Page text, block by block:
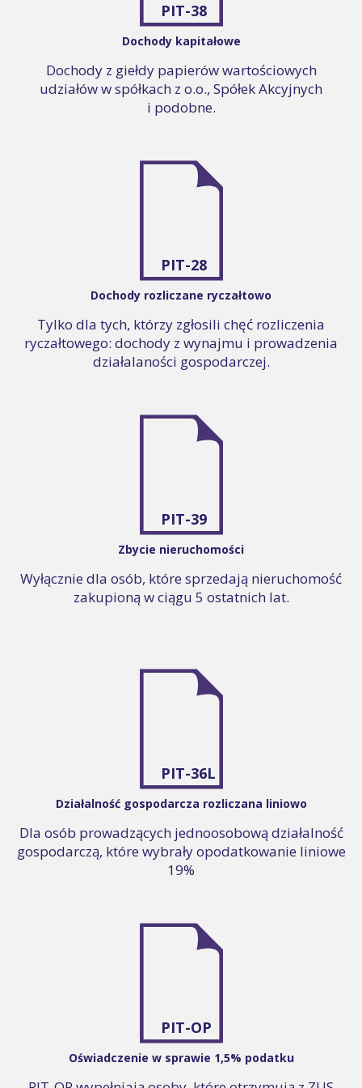
PIT-38
Dochody kapitałowe
Dochody z giełdy papierów wartościowych
udziałów w spółkach z o.o., Spółek Akcyjnych
i podobne.
PIT-28
Dochody rozliczane ryczałtowo
Tylko dla tych, którzy zgłosili chęć rozliczenia
ryczałtowego: dochody z wynajmu i prowadzenia
działalaności gospodarczej.
PIT-39
Zbycie nieruchomości
Wyłącznie dla osób, które sprzedają nieruchomość
zakupioną w ciągu 5 ostatnich lat.
PIT-36L
Działalność gospodarcza rozliczana liniowo
Dla osób prowadzących jednoosobową działalność
gospodarczą, które wybrały opodatkowanie liniowe
19%
PIT-OP
Oświadczenie w sprawie 1,5% podatku